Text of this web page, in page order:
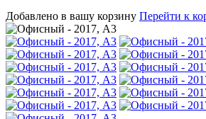
Добавлено в вашу корзину Перейти к